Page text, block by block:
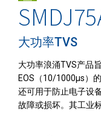
大功率TVS
大功率浪涌TVS产品
EOS（10/1000µs）
还可用于防止电子设
故障或损坏。其工业